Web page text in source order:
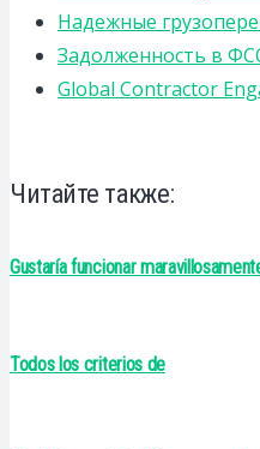
Надежные
Задолженность в
Global Contractor
Читайте также:
Gustaría funcionar
Todos los criterios de